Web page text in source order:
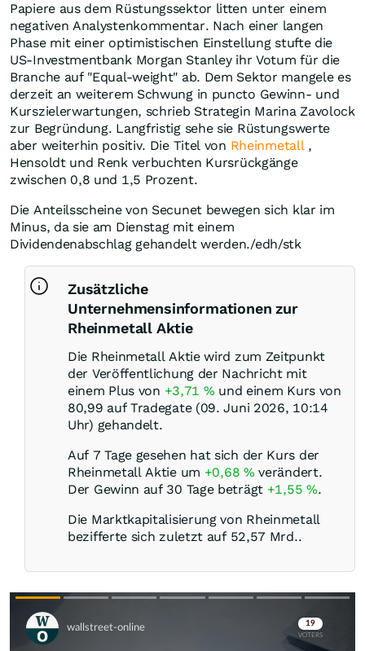
Papiere aus dem Rüstungssektor litten unter einem
negativen Analystenkommentar. Nach einer langen
Phase mit einer optimistischen Einstellung stufte die
US-Investmentbank Morgan Stanley ihr Votum für die
Branche auf "Equal-weight" ab. Dem Sektor mangele es
derzeit an weiterem Schwung in puncto Gewinn- und
Kurszielerwartungen, schrieb Strategin Marina Zavolock
zur Begründung. Langfristig sehe sie Rüstungswerte
aber weiterhin positiv. Die Titel von Rheinmetall,
Hensoldt und Renk verbuchten Kursrückgänge
zwischen 0,8 und 1,5 Prozent.
Die Anteilsscheine von Secunet bewegen sich klar im
Minus, da sie am Dienstag mit einem
Dividendenabschlag gehandelt werden./edh/stk
Zusätzliche
Unternehmensinformationen zur
Rheinmetall Aktie
Die Rheinmetall Aktie wird zum Zeitpunkt
der Veröffentlichung der Nachricht mit
einem Plus von +3,71 % und einem Kurs von
80,99 auf Tradegate (09. Juni 2026, 10:14
Uhr) gehandelt.
Auf 7 Tage gesehen hat sich der Kurs der
Rheinmetall Aktie um +0,68 % verändert.
Der Gewinn auf 30 Tage beträgt +1,55 %.
Die Marktkapitalisierung von Rheinmetall
bezifferte sich zuletzt auf 52,57 Mrd..
Skip